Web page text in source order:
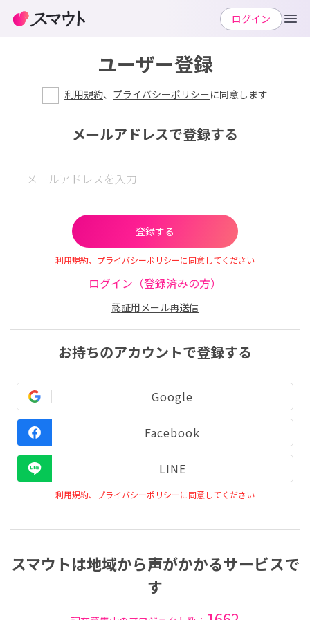
ユーザー登録
利用規約、 プライバシーポリシーに同意します
メールアドレスで登録する
利用規約、プライバシーポリシーに同意してください
ログイン（登録済みの方）
認証用メール再送信
お持ちのアカウントで登録する
Google
Facebook
LINE
利用規約、プライバシーポリシーに同意してください
スマウトは地域から声がかかるサービスで
す
ログイン